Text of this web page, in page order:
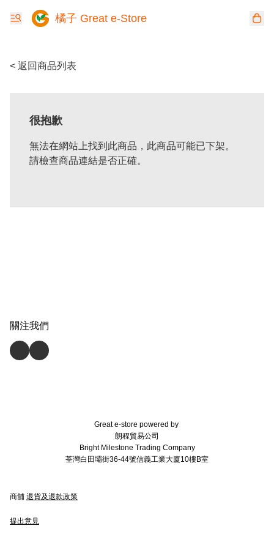
橘子 Great e-Store
< 返回商品列表
很抱歉
無法在網站上找到此商品，此商品可能已下架。
請檢查商品連結是否正確。
關注我們
Great e-store powered by
朗程貿易公司
Bright Milestone Trading Company
荃灣白田壩街36-44號信義工業大廈10樓B室
商舖 退貨及退款政策
提出意見